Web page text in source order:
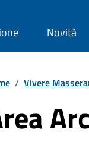
Novità
/ Vivere